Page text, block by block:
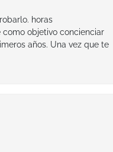
horas
objetivo concienciar
años. Una vez que te